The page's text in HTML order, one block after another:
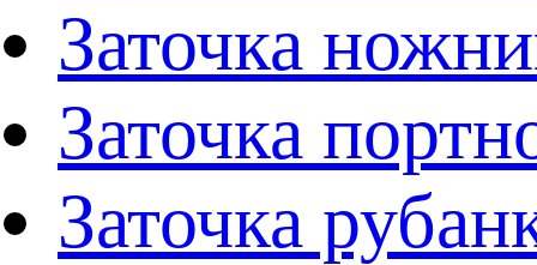
Заточка
Заточка
Заточка